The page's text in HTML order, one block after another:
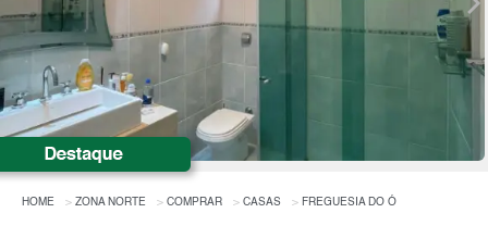
HOME ZONA NORTE COMPRAR CASAS FREGUESIA DO Ó